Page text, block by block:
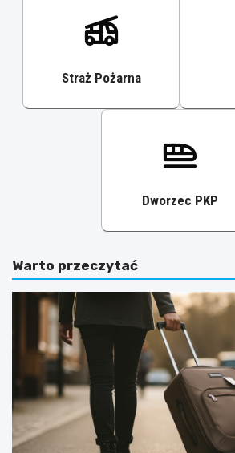
Straż Pożarna
Dworzec PKP
Warto przeczytać